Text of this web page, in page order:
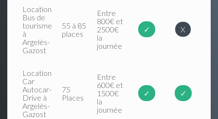
Location
Bus de
tourisme
à
Argelès-
Gazost
55 à 85
places
Entre
800€ et
2500€
la
journée
✓ X
Location
Car
Autocar-
Drive à
Argelès-
Gazost
75
Places
Entre
600€ et
1500€
la
journée
✓ ✓